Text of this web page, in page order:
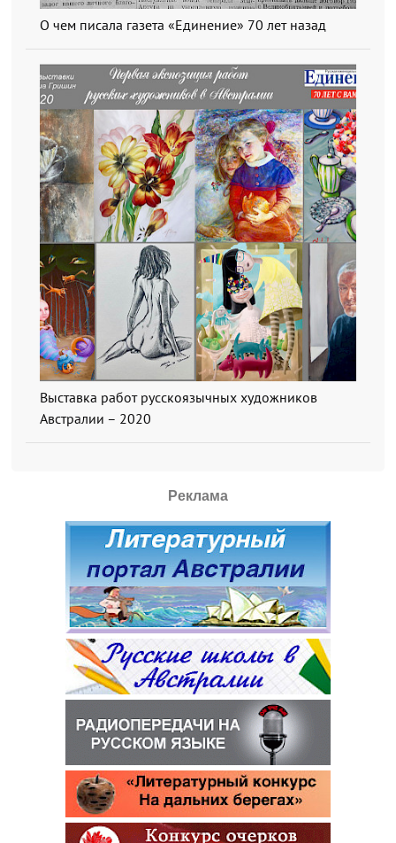
О чем писала газета «Единение» 70 лет назад
Выставка работ русскоязычных художников
Австралии – 2020
Реклама